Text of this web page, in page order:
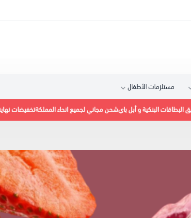
مستلزمات الأطفال
شحن مجاني لجميع انحاء المملكةتخفيضات نهاية العامخصم إضافي 5٪ عند الدفع عن طريق